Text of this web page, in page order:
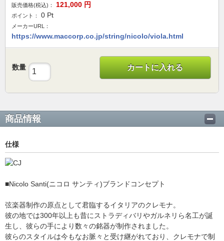
販売価格(税込)：
121,000 円
ポイント： 0 Pt
メーカーURL：
https://www.maccorp.co.jp/string/nicolo/viola.html
数量 カートに入れる
商品情報
仕様
■Nicolo Santi(ニコロ サンティ)ブランドコンセプト
弦楽器制作の原点として君臨するイタリアのクレモナ。
彼の地では300年以上も昔にストラディバリやガルネリら名工が誕
生し、彼らの手により数々の銘器が制作されました。
彼らのスタイルは今もなお脈々と受け継がれており、クレモナで制